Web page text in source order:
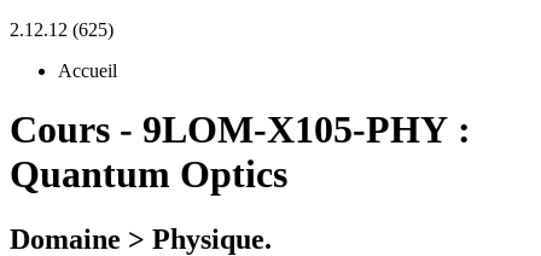
2.12.12 (625)
Accueil
Cours - 9LOM-X105-PHY :
Quantum Optics
Domaine > Physique.